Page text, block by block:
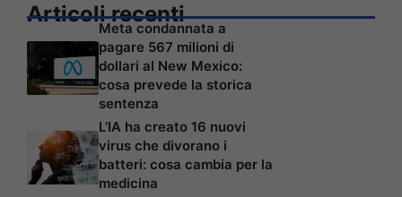
Articoli recenti
Meta condannata a
pagare 567 milioni di
dollari al New Mexico:
cosa prevede la storica
sentenza
L’IA ha creato 16 nuovi
virus che divorano i
batteri: cosa cambia per la
medicina